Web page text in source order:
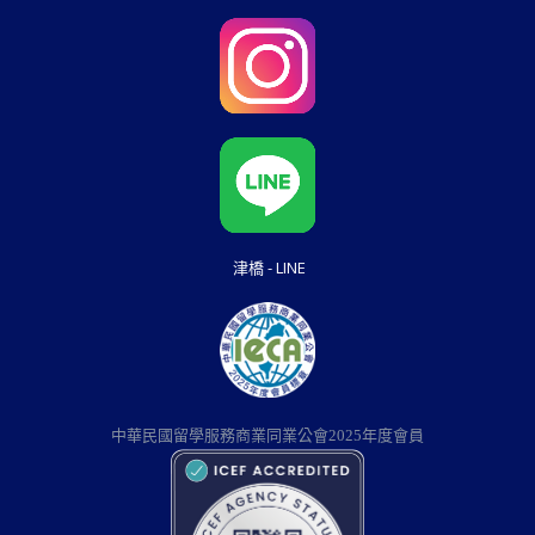
津橋 - LINE
中華民國留學服務商業同業公會2025年度會員